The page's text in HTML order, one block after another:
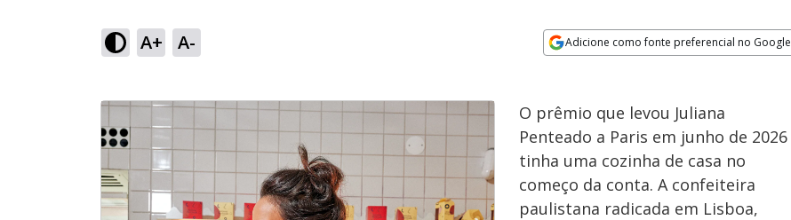
A+ A- Adicione como fonte preferencial no Google
O prêmio que levou Juliana
Penteado a Paris em junho de 2026
tinha uma cozinha de casa no
começo da conta. A confeiteira
paulistana radicada em Lisboa,